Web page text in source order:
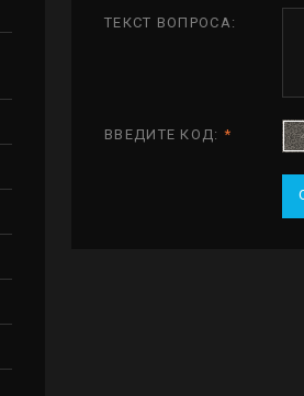
ТЕКСТ ВОПРОСА:
ВВЕДИТЕ КОД: *